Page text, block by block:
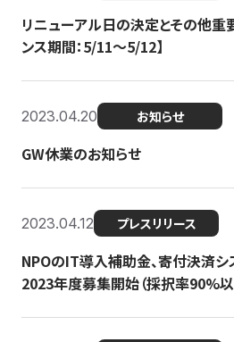
リニューアル日の決定とその他重
ンス期間：5/11～5/12】
2023.04.20 お知らせ
GW休業のお知らせ
2023.04.12 プレスリリース
NPOのIT導入補助金、寄付決済シ
2023年度募集開始（採択率90%以